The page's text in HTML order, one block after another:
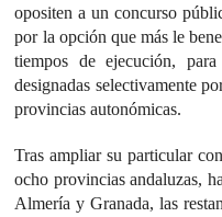
opositen a un concurso
por la opción que más le
tiempos de ejecución,
designadas selectivamente
provincias autonómicas.
Tras ampliar su particular
ocho provincias andaluzas,
Almería y Granada, las